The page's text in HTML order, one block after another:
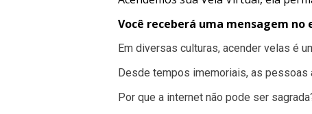
Você receberá uma mensagem
Em diversas culturas, acender velas é
Desde tempos imemoriais, as
Por que a internet não pode ser